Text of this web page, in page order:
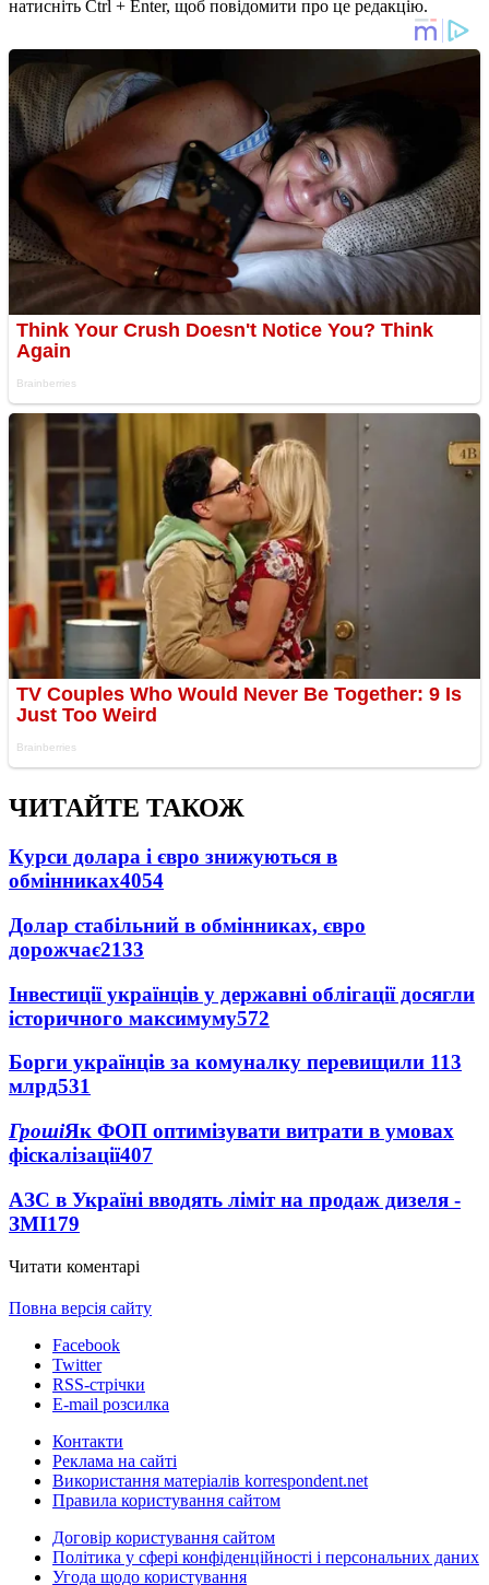
натисніть Ctrl + Enter, щоб повідомити про це редакцію.
ЧИТАЙТЕ ТАКОЖ
Курси долара і євро знижуються в
обмінниках4054
Долар стабільний в обмінниках, євро
дорожчає2133
Інвестиції українців у державні облігації досягли
історичного максимуму572
Борги українців за комуналку перевищили 113
млрд531
ГрошіЯк ФОП оптимізувати витрати в умовах
фіскалізації407
АЗС в Україні вводять ліміт на продаж дизеля -
ЗМІ179
Читати коментарі
Повна версія сайту
Facebook
Twitter
RSS-стрічки
E-mail розсилка
Контакти
Реклама на сайті
Використання матеріалів korrespondent.net
Правила користування сайтом
Договір користування сайтом
Політика у сфері конфіденційності і персональних даних
Угода щодо користування